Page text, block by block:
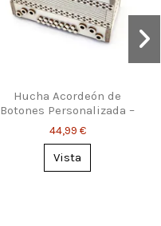
Hucha Acordeón de
Botones Personalizada –
Regalo para Músicos
44,99 €
Vista